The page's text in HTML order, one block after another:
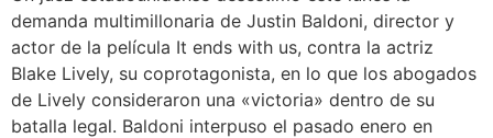
demanda multimillonaria de Justin Baldoni, director y
actor de la película It ends with us, contra la actriz
Blake Lively, su coprotagonista, en lo que los abogados
de Lively consideraron una «victoria» dentro de su
batalla legal. Baldoni interpuso el pasado enero en